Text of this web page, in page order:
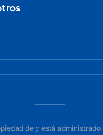
de y está administrado